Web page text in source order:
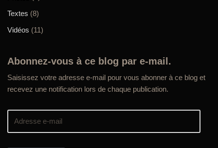
Textes (8)
Vidéos (11)
Abonnez-vous à ce blog par e-mail.
Saisissez votre adresse e-mail pour vous abonner à ce blog et
recevez une notification lors de chaque publication.